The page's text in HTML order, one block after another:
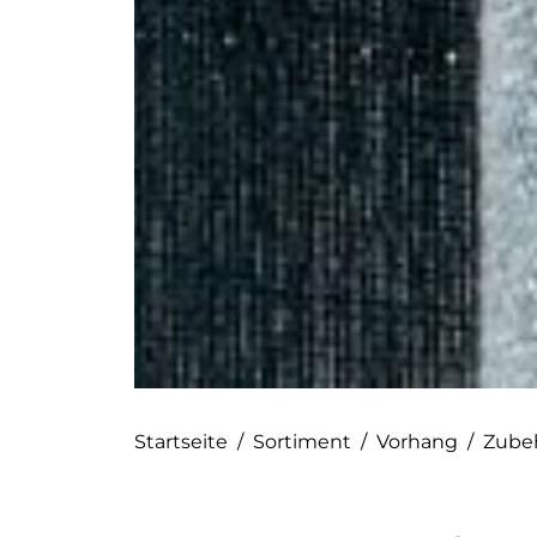
Startseite / Sortiment / Vorhang /